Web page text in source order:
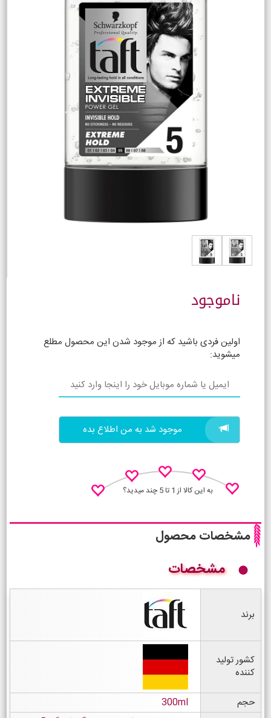
ناموجود
اولین فردی باشید که از موجود شدن این محصول مطلع
میشوید:
موجود شد به من اطلاع بده
به این کالا از 1 تا 5 چند میدید؟
مشخصات محصول
مشخصات
برند
کشور تولید
کننده
حجم
300ml